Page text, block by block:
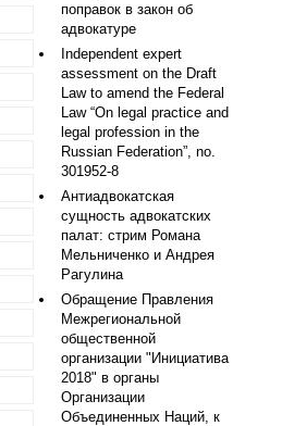
поправок в закон об
адвокатуре
Independent expert
assessment on the Draft
Law to amend the Federal
Law “On legal practice and
legal profession in the
Russian Federation”, no.
301952-8
Антиадвокатская
сущность адвокатских
палат: стрим Романа
Мельниченко и Андрея
Рагулина
Обращение Правления
Межрегиональной
общественной
организации "Инициатива
2018" в органы
Организации
Объединенных Наций, к